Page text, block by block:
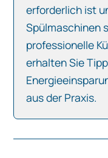
erforderlich ist
Spülmaschinen
professionelle
erhalten Sie
aus der Praxis.